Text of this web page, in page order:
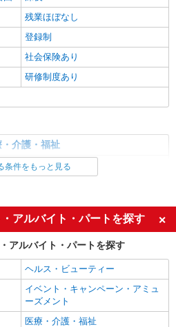
残業ほぼなし
登録制
社会保険あり
研修制度あり
・介護・福祉
ミドル（40代～）活躍中
深夜
社会保険あり
条件をもっと見る
アルバイト・パートを探す
アルバイト・パートを探す
ヘルス・ビューティー
イベント・キャンペーン・アミュ
ーズメント
医療・介護・福祉